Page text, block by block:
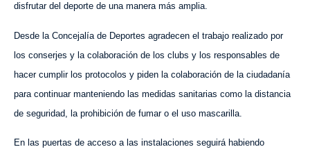
disfrutar del deporte de una manera más amplia.
Desde la Concejalía de Deportes agradecen el trabajo realizado por
los conserjes y la colaboración de los clubs y los responsables de
hacer cumplir los protocolos y piden la colaboración de la ciudadanía
para continuar manteniendo las medidas sanitarias como la distancia
de seguridad, la prohibición de fumar o el uso mascarilla.
En las puertas de acceso a las instalaciones seguirá habiendo